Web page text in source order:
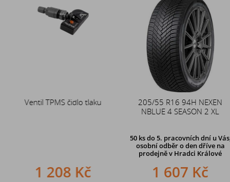
Ventil TPMS čidlo tlaku
1 208 Kč
205/55 R16 94H NEXEN
NBLUE 4 SEASON 2 XL
50 ks do 5. pracovních dní u Vás,
osobní odběr o den dříve na
prodejněv Hradci Králové
1 607 Kč
Duše 12x4 (4.00-4) kovový
zahnutý ventil TR87
242 Kč